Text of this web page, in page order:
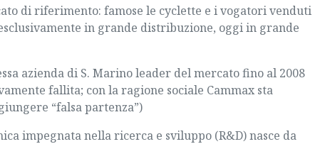
di riferimento: famose le cyclette e i vogatori venduti
in grande distribuzione, oggi in grande
azienda di S. Marino leader del mercato fino al 2008
fallita; con la ragione sociale Cammax sta
“falsa partenza”)
impegnata nella ricerca e sviluppo (R&D) nasce da